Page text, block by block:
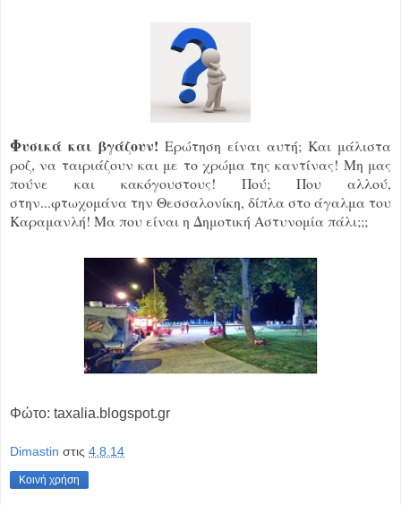
Φυσικά και βγάζουν! Ερώτηση είναι αυτή; Και μάλιστα
ροζ, να ταιριάζουν και με το χρώμα της καντίνας! Μη μας
πούνε και κακόγουστους! Πού; Που αλλού,
στην...φτωχομάνα την Θεσσαλονίκη, δίπλα στο άγαλμα του
Καραμανλή! Μα που είναι η Δημοτική Αστυνομία πάλι;;;
Φώτο: taxalia.blogspot.gr
Dimastin στις 4.8.14
Κοινή χρήση